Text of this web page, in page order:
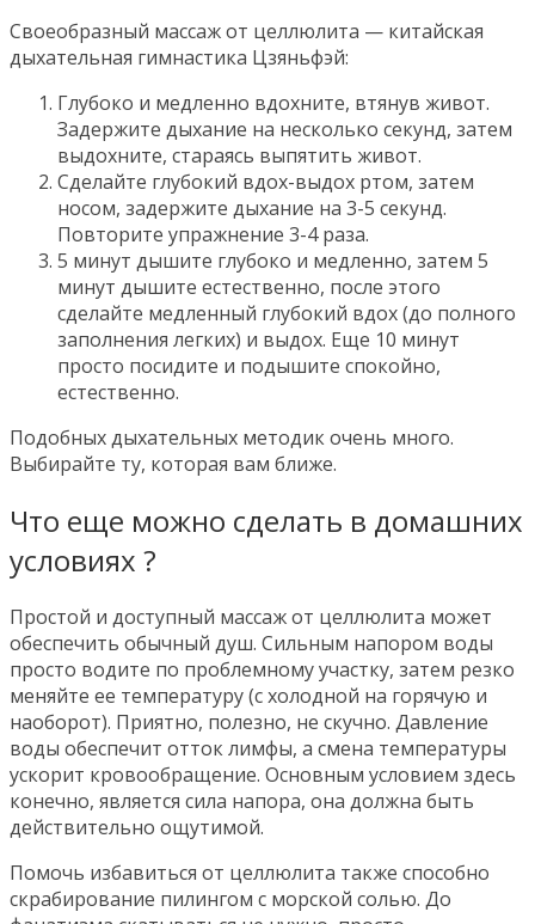
Своеобразный массаж от целлюлита — китайская
дыхательная гимнастика Цзяньфэй:
Глубоко и медленно вдохните, втянув живот.
Задержите дыхание на несколько секунд, затем
выдохните, стараясь выпятить живот.
Сделайте глубокий вдох-выдох ртом, затем
носом, задержите дыхание на 3-5 секунд.
Повторите упражнение 3-4 раза.
5 минут дышите глубоко и медленно, затем 5
минут дышите естественно, после этого
сделайте медленный глубокий вдох (до полного
заполнения легких) и выдох. Еще 10 минут
просто посидите и подышите спокойно,
естественно.
Подобных дыхательных методик очень много.
Выбирайте ту, которая вам ближе.
Что еще можно сделать в домашних
условиях ?
Простой и доступный массаж от целлюлита может
обеспечить обычный душ. Сильным напором воды
просто водите по проблемному участку, затем резко
меняйте ее температуру (с холодной на горячую и
наоборот). Приятно, полезно, не скучно. Давление
воды обеспечит отток лимфы, а смена температуры
ускорит кровообращение. Основным условием здесь
конечно, является сила напора, она должна быть
действительно ощутимой.
Помочь избавиться от целлюлита также способно
скрабирование пилингом с морской солью. До